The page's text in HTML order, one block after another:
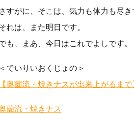
さすがに、そこは、気力も体力も尽
れは、また明日です。
も、まあ、今日はこれでよしです。
＜でいりいおくじょの＞
【奥薗流・焼きナスが出来上がるまで
薗流・焼きナス